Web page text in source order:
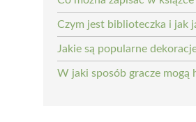
Czym jest biblioteczka i jak
Jakie są popularne
W jaki sposób gracze mogą